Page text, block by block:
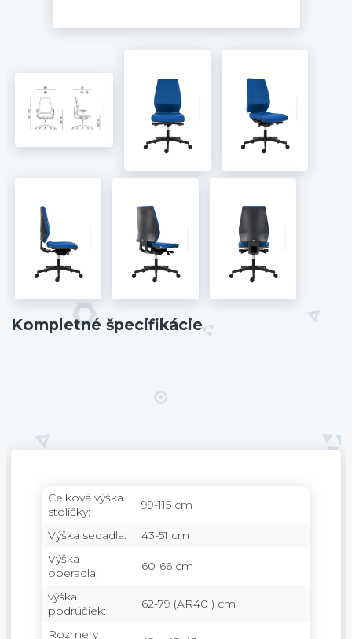
Kompletné špecifikácie
Celková výška
stoličky:
99-115 cm
Výška sedadla:
43-51 cm
Výška
operadla:
60-66 cm
výška
podrúčiek:
62-79 (AR40 ) cm
Rozmery